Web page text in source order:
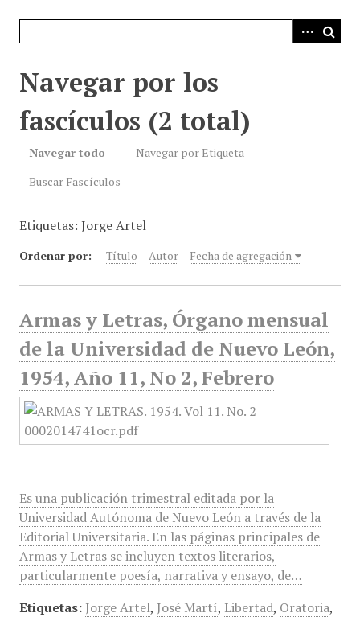
Navegar por los
fascículos (2 total)
Navegar todo
Navegar por Etiqueta
Buscar Fascículos
Etiquetas: Jorge Artel
Ordenar por: Título Autor Fecha de agregación
Armas y Letras, Órgano mensual
de la Universidad de Nuevo León,
1954, Año 11, No 2, Febrero
Es una publicación trimestral editada por la
Universidad Autónoma de Nuevo León a través de la
Editorial Universitaria. En las páginas principales de
Armas y Letras se incluyen textos literarios,
particularmente poesía, narrativa y ensayo, de…
Etiquetas: Jorge Artel, José Martí, Libertad, Oratoria,